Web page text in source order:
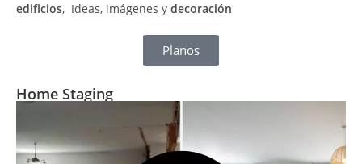
edificios, Ideas, imágenes y decoración
Planos
Home Staging